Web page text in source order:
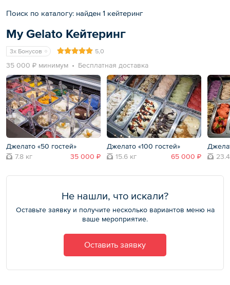
Поиск по каталогу: найден 1 кейтеринг
My Gelato Кейтеринг
3x Бонусов 5,0
35 000 ₽ минимум Бесплатная доставка
Джелато «50 гостей»
7.8 кг
35 000 ₽
Джелато «100 гостей»
15.6 кг
65 000 ₽
Не нашли, что искали?
Оставьте заявку и получите несколько вариантов меню на
ваше мероприятие.
Оставить заявку